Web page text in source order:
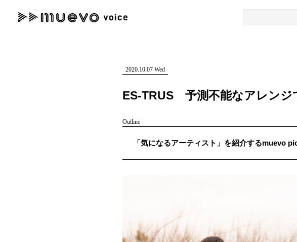
#女性SSW #ロック #男性シンガー #HR/HM #女性
"読者の声を形にする”音楽特化メディア
2020.10.07 Wed
ES-TRUS 予測不能なアレンジ
Outline
「気になるアーティスト」を紹介するmuevo